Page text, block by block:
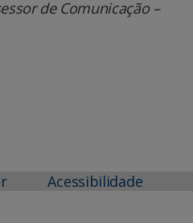
de Comunicação –
Acessibilidade